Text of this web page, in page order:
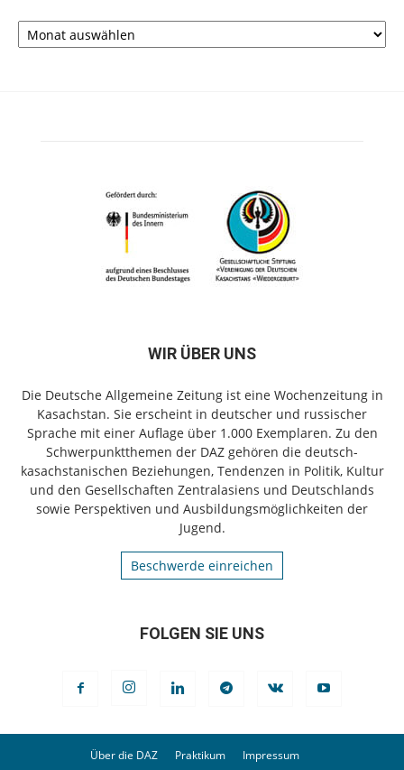
Archiv
WIR ÜBER UNS
Die Deutsche Allgemeine Zeitung ist eine Wochenzeitung in
Kasachstan. Sie erscheint in deutscher und russischer
Sprache mit einer Auflage über 1.000 Exemplaren. Zu den
Schwerpunktthemen der DAZ gehören die deutsch-
kasachstanischen Beziehungen, Tendenzen in Politik, Kultur
und den Gesellschaften Zentralasiens und Deutschlands
sowie Perspektiven und Ausbildungsmöglichkeiten der
Jugend.
Beschwerde einreichen
FOLGEN SIE UNS
Über die DAZ Praktikum
Impressum